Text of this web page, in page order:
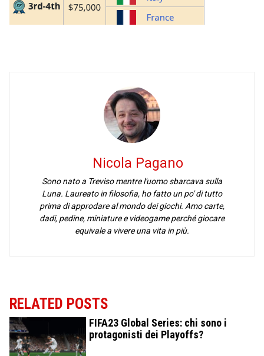
Nicola Pagano
Sono nato a Treviso mentre l'uomo sbarcava sulla
Luna. Laureato in filosofia, ho fatto un po' di tutto
prima di approdare al mondo dei giochi. Amo carte,
dadi, pedine, miniature e videogame perché giocare
equivale a vivere una vita in più.
RELATED POSTS
FIFA23 Global Series: chi sono i
protagonisti dei Playoffs?